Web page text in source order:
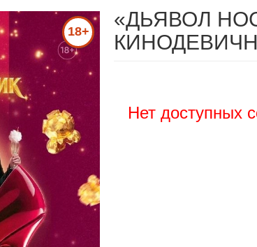
18+
«ДЬЯВОЛ
Нет доступных